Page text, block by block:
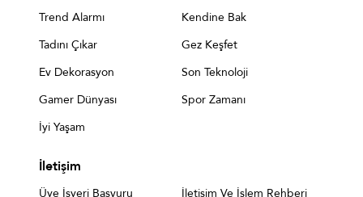
Trend Alarmı
Kendine Bak
Tadını Çıkar
Gez Keşfet
Ev Dekorasyon
Son Teknoloji
Gamer Dünyası
Spor Zamanı
İyi Yaşam
İletişim
Üye İşyeri Başvuru
İletişim Ve İşlem Rehberi